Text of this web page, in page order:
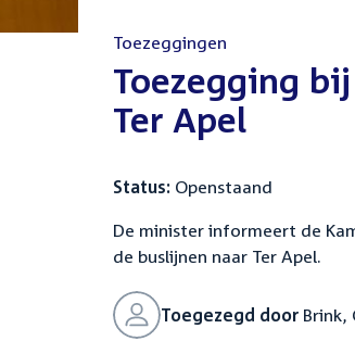
Toezeggingen
:Toezegging
Ter Apel
Status: Openstaand
De minister informeert de
de buslijnen naar Ter Apel.
Toegezegd door Brink,